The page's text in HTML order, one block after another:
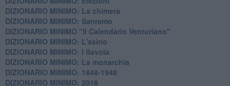
DIZIONARIO MINIMO: La chimera
DIZIONARIO MINIMO: Sanremo
DIZIONARIO MINIMO "Il Calendario Venturiano"
DIZIONARIO MINIMO: L'asino
DIZIONARIO MINIMO: I Savoia
DIZIONARIO MINIMO: La monarchia
DIZIONARIO MINIMO: 1848-1948
DIZIONARIO MINIMO: 2018